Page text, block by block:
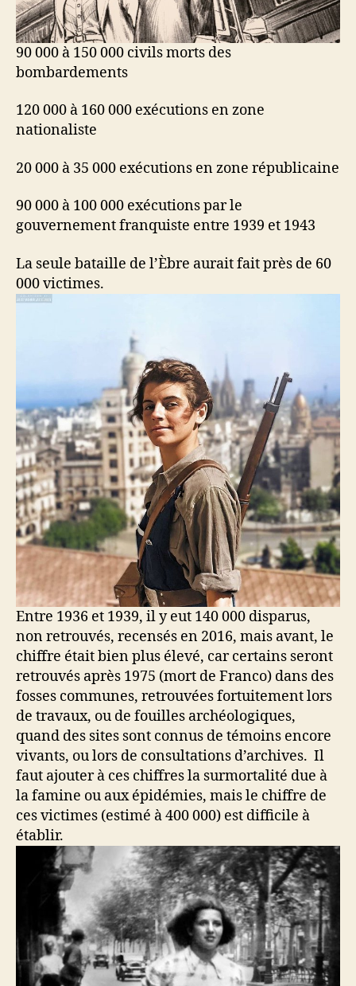
90 000 à 150 000 civils morts des
bombardements
120 000 à 160 000 exécutions en zone
nationaliste
20 000 à 35 000 exécutions en zone républicaine
90 000 à 100 000 exécutions par le
gouvernement franquiste entre 1939 et 1943
La seule bataille de l’Èbre aurait fait près de 60
000 victimes.
Entre 1936 et 1939, il y eut 140 000 disparus,
non retrouvés, recensés en 2016, mais avant, le
chiffre était bien plus élevé, car certains seront
retrouvés après 1975 (mort de Franco) dans des
fosses communes, retrouvées fortuitement lors
de travaux, ou de fouilles archéologiques,
quand des sites sont connus de témoins encore
vivants, ou lors de consultations d’archives. Il
faut ajouter à ces chiffres la surmortalité due à
la famine ou aux épidémies, mais le chiffre de
ces victimes (estimé à 400 000) est difficile à
établir.